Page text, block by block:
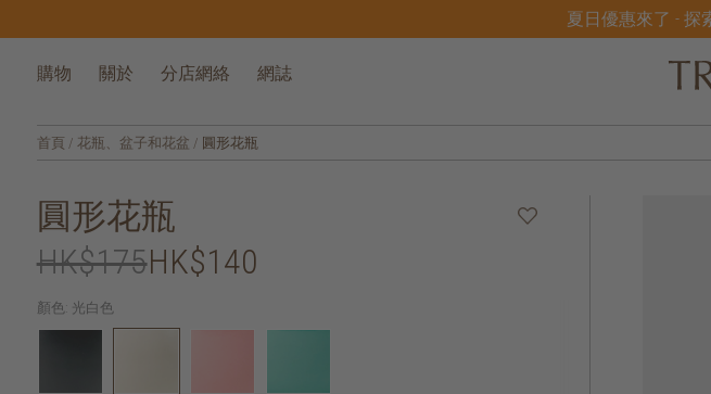
夏日優惠來了 - 探
購物 關於 分店網絡 網誌
首頁 / 花瓶、盆子和花盆 / 圓形花瓶
圓形花瓶
HK$175HK$140
顏色: 光白色